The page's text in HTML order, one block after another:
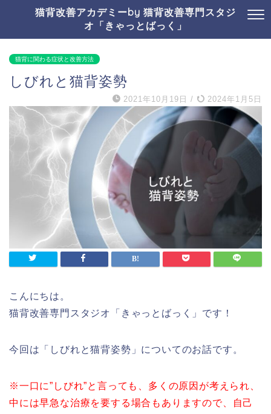
猫背改善アカデミーby 猫背改善専門スタジ
オ「きゃっとばっく」
猫背に関わる症状と改善方法
しびれと猫背姿勢
2021年10月19日 / 2024年1月5日
こんにちは。
猫背改善専門スタジオ「きゃっとばっく」です！
今回は「しびれと猫背姿勢」についてのお話です。
※一口に”しびれ”と言っても、多くの原因が考えられ、
中には早急な治療を要する場合もありますので、自己